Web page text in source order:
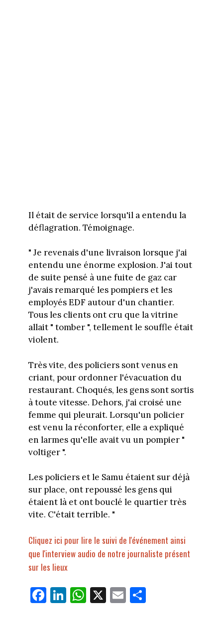
Il était de service lorsqu'il a entendu la
déflagration. Témoignage.
" Je revenais d'une livraison lorsque j'ai
entendu une énorme explosion. J'ai tout
de suite pensé à une fuite de gaz car
j'avais remarqué les pompiers et les
employés EDF autour d'un chantier.
Tous les clients ont cru que la vitrine
allait " tomber ", tellement le souffle était
violent.
Très vite, des policiers sont venus en
criant, pour ordonner l'évacuation du
restaurant. Choqués, les gens sont sortis
à toute vitesse. Dehors, j'ai croisé une
femme qui pleurait. Lorsqu'un policier
est venu la réconforter, elle a expliqué
en larmes qu'elle avait vu un pompier "
voltiger ".
Les policiers et le Samu étaient sur déjà
sur place, ont repoussé les gens qui
étaient là et ont bouclé le quartier très
vite. C'était terrible. "
Cliquez ici pour lire le suivi de l'événement ainsi
que l'interview audio de notre journaliste présent
sur les lieux
Fa
ce
Li
nk
W
ha
X E
m
Pa
rt